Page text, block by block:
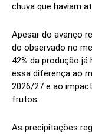
chuva que haviam
Apesar do avanço
do observado no
42% da produção
essa diferença ao
2026/27 e ao
frutos.
As precipitações